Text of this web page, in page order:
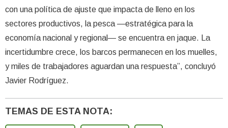
con una política de ajuste que impacta de lleno en los
sectores productivos, la pesca —estratégica para la
economía nacional y regional— se encuentra en jaque. La
incertidumbre crece, los barcos permanecen en los muelles,
y miles de trabajadores aguardan una respuesta”, concluyó
Javier Rodríguez.
TEMAS DE ESTA NOTA: